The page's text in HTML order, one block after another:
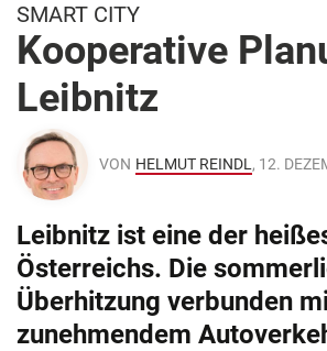
SMART CITY
Kooperative
Leibnitz
VON HELMUT REINDL , 12.
Leibnitz ist eine der
Österreichs. Die
Überhitzung verbunden
zunehmendem